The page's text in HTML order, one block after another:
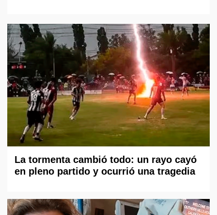
La tormenta cambió todo: un rayo cayó
en pleno partido y ocurrió una tragedia